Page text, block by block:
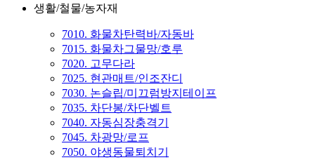
생활/철물/농자재
7010. 화물차탄력바/자동바
7015. 화물차그물망/호루
7020. 고무다라
7025. 현관매트/인조잔디
7030. 논슬립/미끄럼방지테이프
7035. 차단봉/차단벨트
7040. 자동심장충격기
7045. 차광망/로프
7050. 야생동물퇴치기